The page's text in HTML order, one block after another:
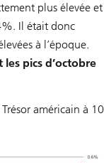
plus élevée et
Il était donc
à l’époque.
pics d’octobre
américain à 10